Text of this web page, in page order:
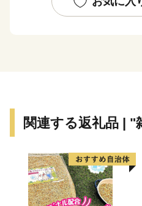
に染まる紅葉の秋。そして
す。
が少ないと思われがちな北
の人々によって保存・伝承
らの移住者によって伝えら
関連する返礼品 | "